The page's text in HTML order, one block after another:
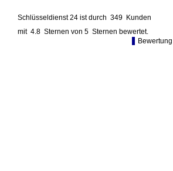
Schlüsseldienst 24 ist durch 349 Kunden
mit 4.8 Sternen von 5 Sternen bewertet.
Bewertung